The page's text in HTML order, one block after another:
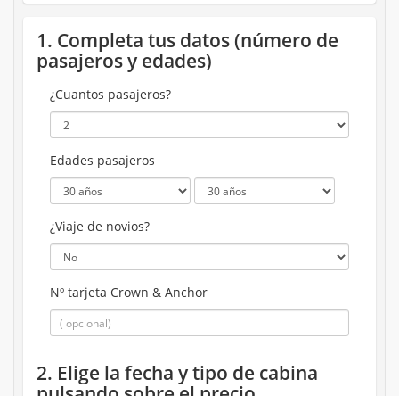
1. Completa tus datos (número de
pasajeros y edades)
¿Cuantos pasajeros?
Edades pasajeros
¿Viaje de novios?
Nº tarjeta Crown & Anchor
2. Elige la fecha y tipo de cabina